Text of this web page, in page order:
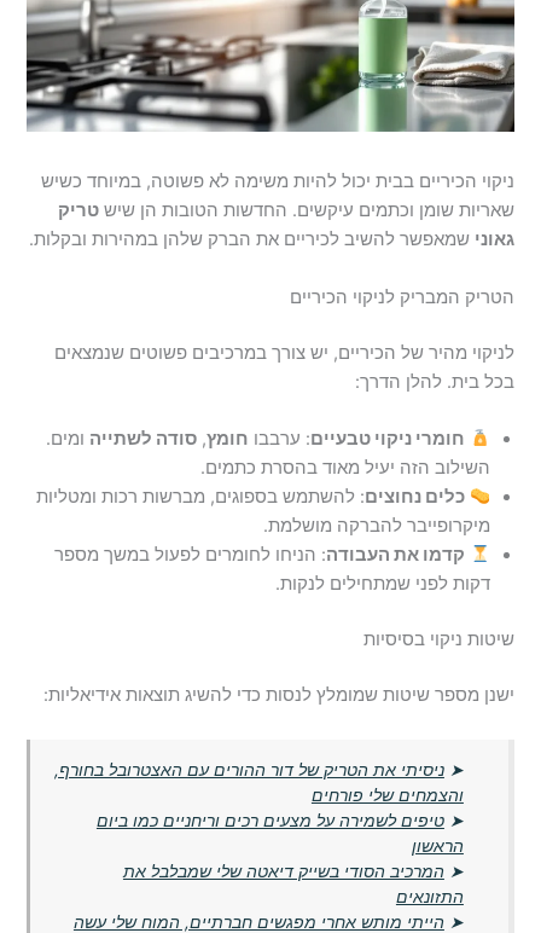
ניקוי הכיריים בבית יכול להיות משימה לא פשוטה, במיוחד כשיש
שאריות שומן וכתמים עיקשים. החדשות הטובות הן שישטריק
גאוני שמאפשר להשיב לכיריים את הברק שלהן במהירות ובקלות.
הטריק המבריק לניקוי הכיריים
לניקוי מהיר של הכיריים, יש צורך במרכיבים פשוטים שנמצאים
בכל בית. להלן הדרך:
חומרי ניקוי טבעיים: ערבבו חומץ,סודה לשתייה ומים.
השילוב הזה יעיל מאוד בהסרת כתמים.
כלים נחוצים: להשתמש בספוגים, מברשות רכות ומטליות
מיקרופייבר להברקה מושלמת.
קדמו את העבודה: הניחו לחומרים לפעול במשך מספר
דקות לפני שמתחילים לנקות.
שיטות ניקוי בסיסיות
ישנן מספר שיטות שמומלץ לנסות כדי להשיג תוצאות אידיאליות:
➤ניסיתי את הטריק של דור ההורים עם האצטרובל בחורף,
והצמחים שלי פורחים
➤טיפים לשמירה על מצעים רכים וריחניים כמו ביום
הראשון
➤ המרכיב הסודי בשייק דיאטה שלי שמבלבל את
התזונאים
➤ הייתי מותש אחרי מפגשים חברתיים, המוח שלי עשה